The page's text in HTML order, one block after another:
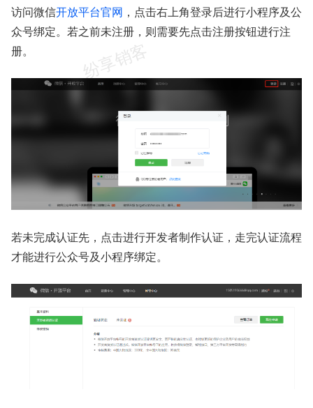
访问微信开放平台官网 ，点击右上角登录后进行小程序及公
众号绑定。若之前未注册，则需要先点击注册按钮进行注
册。
若未完成认证先，点击进行开发者制作认证，走完认证流程
才能进行公众号及小程序绑定。